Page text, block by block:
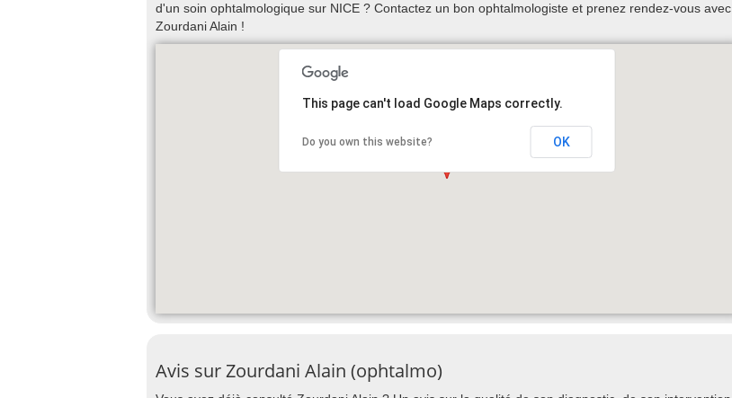
d'un soin ophtalmologique sur NICE ? Contactez un bon ophtalmologiste et prenez rendez-vous avec
Zourdani Alain !
This page can't load Google Maps correctly.
Do you own this website? OK
Avis sur Zourdani Alain (ophtalmo)